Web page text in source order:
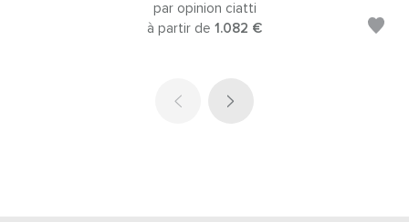
par opinion ciatti
à partir de 1.082 €